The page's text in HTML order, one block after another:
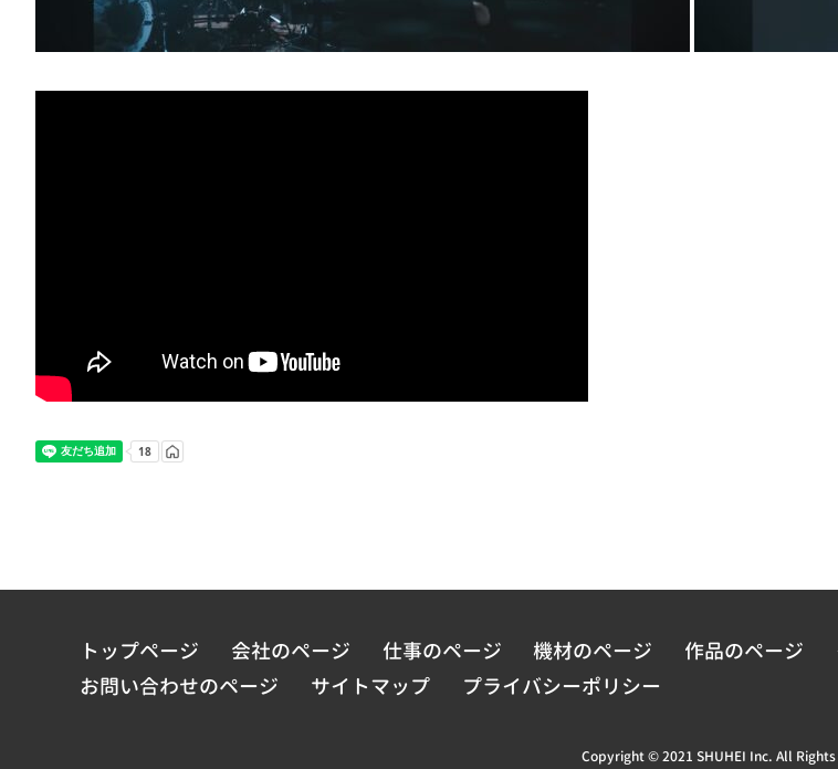
トップページ 会社のページ 仕事のページ 機材のページ 作品のページ
お問い合わせのページ
サイトマップ プライバシーポリシー
Copyright © 2021 SHUHEI Inc. All